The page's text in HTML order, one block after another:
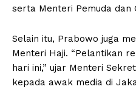
serta Menteri Pemuda dan
Selain itu, Prabowo juga
Menteri Haji. “Pelantikan
hari ini,” ujar Menteri
kepada awak media di